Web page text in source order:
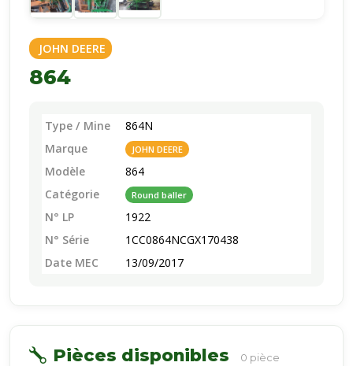
JOHN DEERE
864
Type / Mine
864N
Marque
JOHN DEERE
Modèle
864
Catégorie
Round baller
N° LP
1922
N° Série
1CC0864NCGX170438
Date MEC
13/09/2017
Pièces disponibles 0 pièce